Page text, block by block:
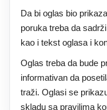
Da bi oglas bio
poruka treba da
kao i tekst oglasa i
Oglas treba da bude
informativan da
traži. Oglasi se
skladu sa pravilima